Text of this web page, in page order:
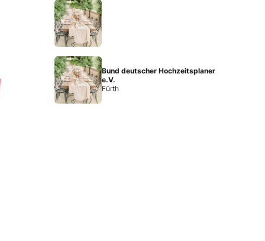
Bund deutscher Hochzeitsplaner
e.V.
Fürth